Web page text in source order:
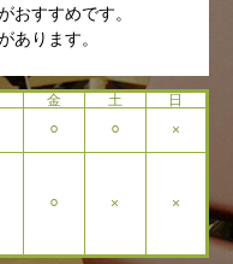
おすすめです。
あります。
金 土
日
⚪︎ ⚪︎
×
⚪︎ × ×